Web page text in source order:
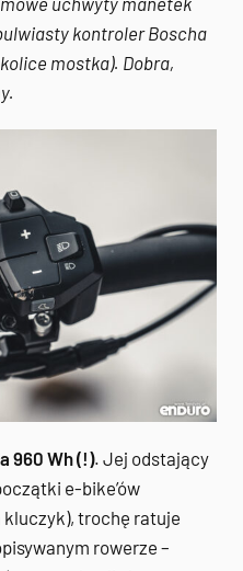
kontroler Boscha
mostka). Dobra,
960 Wh (!). Jej odstający
e-bike’ów
kluczyk), trochę ratuje
rowerze –